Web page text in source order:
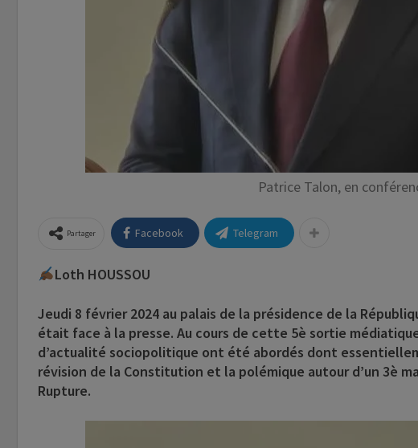
Patrice Talon, en
Partager Facebook Telegram
Loth HOUSSOU
Jeudi 8 février 2024 au palais de la présidence de la
était face à la presse. Au cours de cette 5è sortie
d’actualité sociopolitique ont été abordés dont
révision de la Constitution et la polémique autour d’un 3è
Rupture.